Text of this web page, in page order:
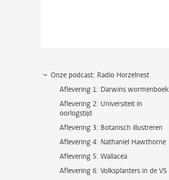
Onze podcast: Radio Horzelnest
Aflevering 1: Darwins wormenboek
Aflevering 2: Universiteit in
oorlogstijd
Aflevering 3: Botanisch illustreren
Aflevering 4: Nathaniel Hawthorne
Aflevering 5: Wallacea
Aflevering 6: Volksplanters in de VS